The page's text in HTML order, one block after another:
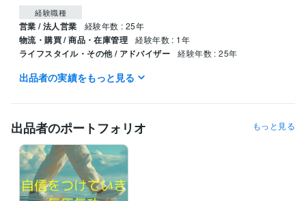
経験職種
営業 / 法人営業 経験年数 : 25年
物流・購買 / 商品・在庫管理 経験年数 : 1年
ライフスタイル・その他 / アドバイザー 経験年数 : 25年
得意分野
ヒーリング 気功
出品者の実績をもっと見る
出品者のポートフォリオ もっと見る